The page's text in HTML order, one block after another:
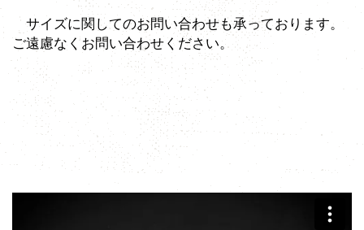
サイズに関してのお問い合わせも承っております。
ご遠慮なくお問い合わせください。